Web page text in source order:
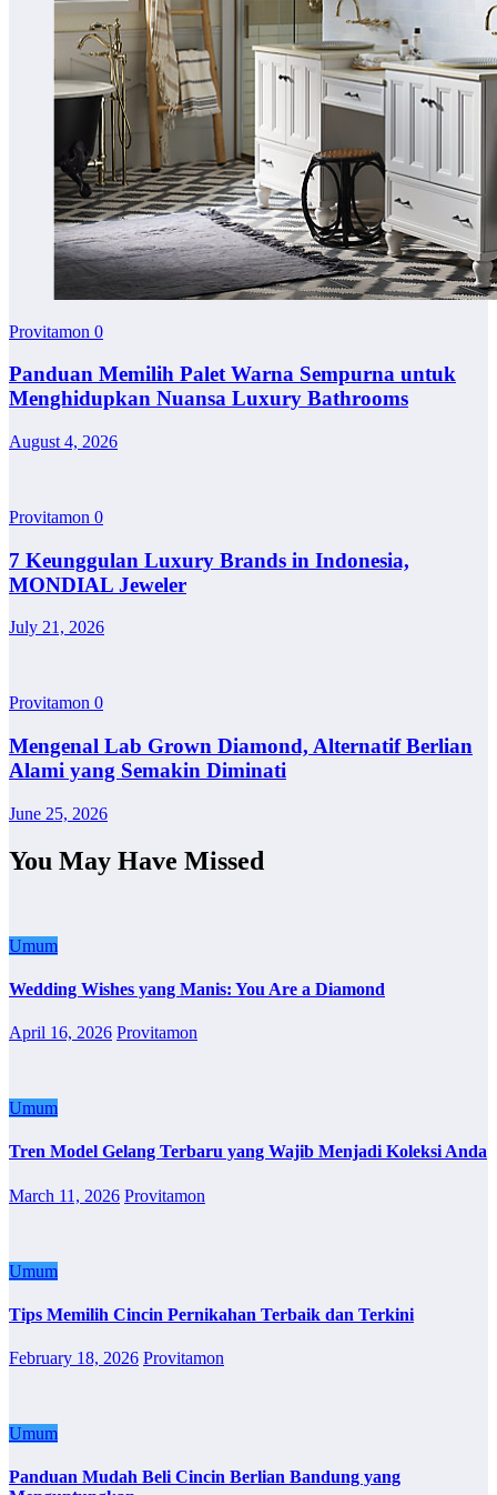
Provitamon 0
Panduan Memilih Palet Warna Sempurna untuk
Menghidupkan Nuansa Luxury Bathrooms
August 4, 2026
Provitamon 0
7 Keunggulan Luxury Brands in Indonesia,
MONDIAL Jeweler
July 21, 2026
Provitamon 0
Mengenal Lab Grown Diamond, Alternatif Berlian
Alami yang Semakin Diminati
June 25, 2026
You May Have Missed
Umum
Wedding Wishes yang Manis: You Are a Diamond
April 16, 2026 Provitamon
Umum
Tren Model Gelang Terbaru yang Wajib Menjadi Koleksi Anda
March 11, 2026 Provitamon
Umum
Tips Memilih Cincin Pernikahan Terbaik dan Terkini
February 18, 2026 Provitamon
Umum
Panduan Mudah Beli Cincin Berlian Bandung yang